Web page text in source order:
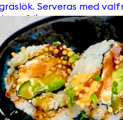
Serveras med